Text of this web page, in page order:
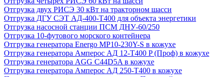
Отгрузка двух РИСЭ 30 кВт на тракторном шасси
Отгрузка ДГУ СЭТ АД-400-Т400 для объекта энергетики
Отгрузка насосной станции ПСМ ДНУ-60/250
Отгрузка 10-футового морского контейнера
Отгрузка генератора Energo MP10-230Y-S в кожухе
Отгрузка генератора Амперос АД 12-Т400 P (Проф) в кожухе
Отгрузка генератора AGG C44D5A в кожухе
Отгрузка генератора Амперос АД 250-Т400 в кожухе